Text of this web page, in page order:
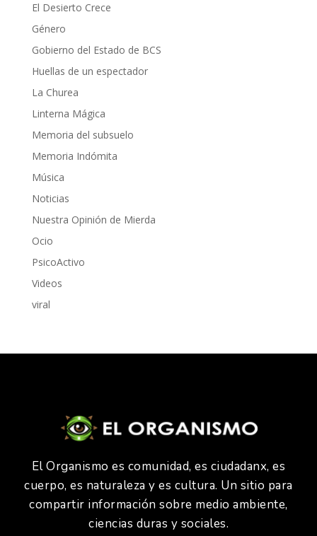
El Desierto Crece
Género
Gobierno del Estado de BCS
Huellas de un espectador
La Churea
Linterna Mágica
Memoria del subsuelo
Memoria Indómita
Música
Noticias
Nuestra Opinión de Mierda
Ocio
PsicoActivo
Videos
viral
El Organismo es comunidad, es ciudadanx, es
cuerpo, es naturaleza y es cultura. Un sitio para
compartir información sobre medio ambiente,
ciencias duras y sociales.